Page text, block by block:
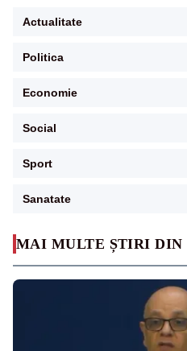
MAI MULTE ȘTIRI DIN
Actualitate
Politica
Economie
Social
Sport
Sanatate